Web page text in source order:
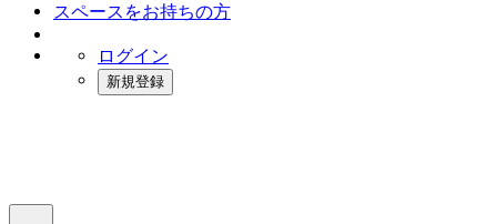
スペースをお持ちの方
ログイン
新規登録